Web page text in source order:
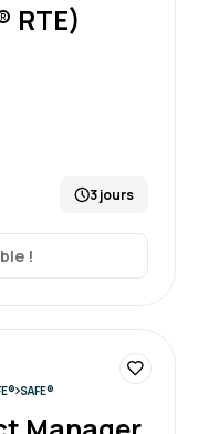
Le 26/03/2026
5
ont permis de
du client
Product Manager
RTE)
3 jours
!
SAFE®